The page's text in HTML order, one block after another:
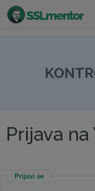
projekte.
Prijava
Prijavi se